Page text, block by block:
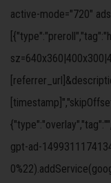
active-mode="720"
gpt-ad-